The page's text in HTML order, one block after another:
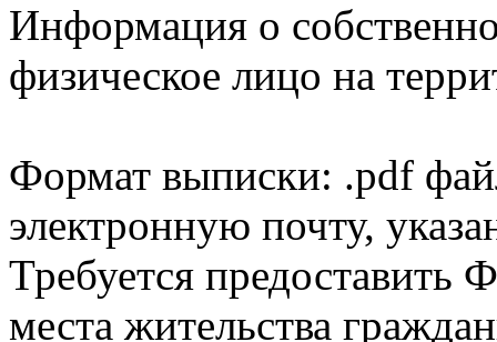
Информация о
физическое лицо на
Формат выписки: .pdf
электронную почту,
Требуется
места жительства